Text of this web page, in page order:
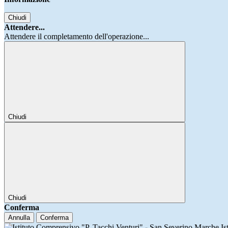
Chiudi
Attendere...
Attendere il completamento dell'operazione...
Chiudi
Chiudi
Conferma
Annulla Conferma